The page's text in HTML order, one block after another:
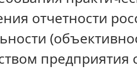
отчетности